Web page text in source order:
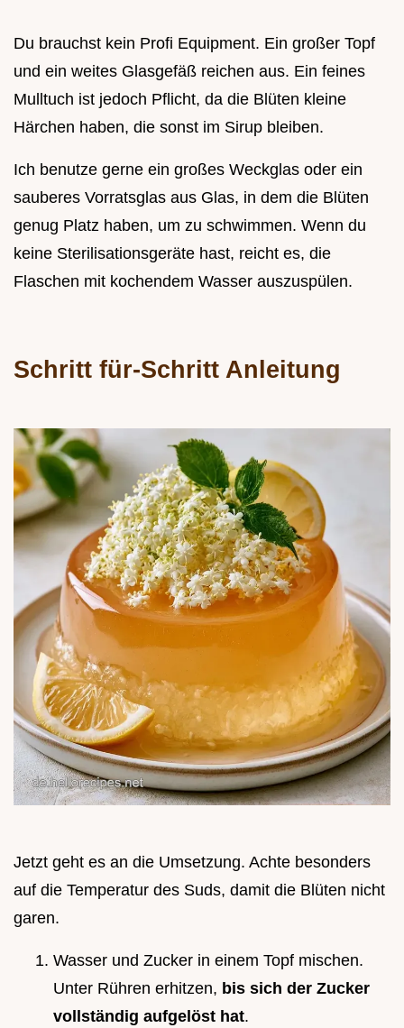
Du brauchst kein Profi Equipment. Ein großer Topf
und ein weites Glasgefäß reichen aus. Ein feines
Mulltuch ist jedoch Pflicht, da die Blüten kleine
Härchen haben, die sonst im Sirup bleiben.
Ich benutze gerne ein großes Weckglas oder ein
sauberes Vorratsglas aus Glas, in dem die Blüten
genug Platz haben, um zu schwimmen. Wenn du
keine Sterilisationsgeräte hast, reicht es, die
Flaschen mit kochendem Wasser auszuspülen.
Schritt für-Schritt Anleitung
Jetzt geht es an die Umsetzung. Achte besonders
auf die Temperatur des Suds, damit die Blüten nicht
garen.
Wasser und Zucker in einem Topf mischen.
Unter Rühren erhitzen, bis sich der Zucker
vollständig aufgelöst hat.